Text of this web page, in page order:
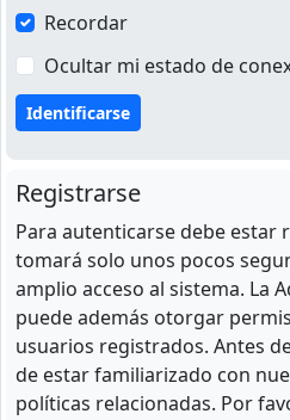
Recordar
Ocultar mi estado de
Registrarse
Para autenticarse debe estar
tomará solo unos pocos
amplio acceso al sistema. La
puede además otorgar
usuarios registrados. Antes
de estar familiarizado con
políticas relacionadas. Por